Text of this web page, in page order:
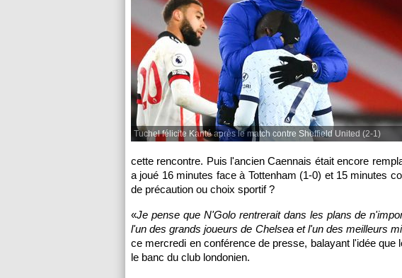
Tuchel félicite Kanté après le match contre Sheffield United (2-1)
cette rencontre. Puis l'ancien Caennais était encore
a joué 16 minutes face à Tottenham (1-0) et 15 minutes
de précaution ou choix sportif ?
«Je pense que N'Golo rentrerait dans les plans de
l'un des grands joueurs de Chelsea et l'un des meilleurs
ce mercredi en conférence de presse, balayant l'idée
le banc du club londonien.